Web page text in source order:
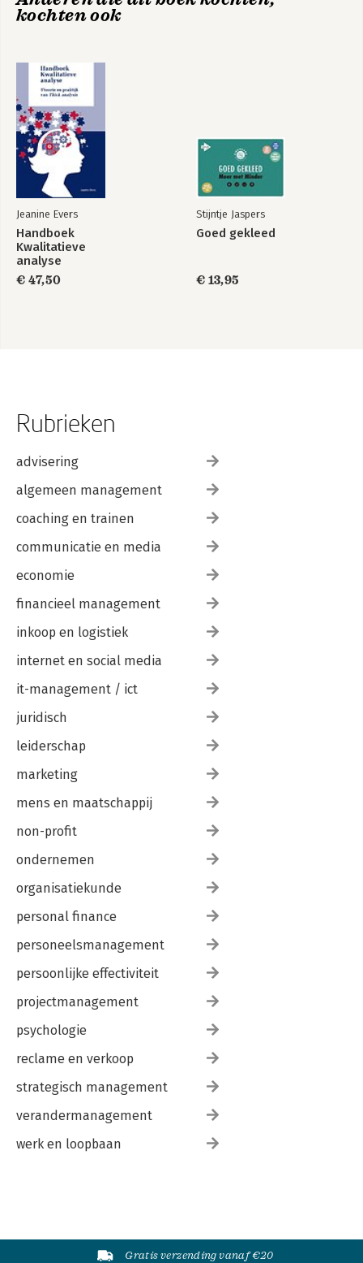
kochten ook
Jeanine Evers
Handboek
Kwalitatieve
analyse
€ 47,50
Stijntje Jaspers
Goed gekleed
€ 13,95
Rubrieken
advisering
algemeen management
coaching en trainen
communicatie en media
economie
financieel management
inkoop en logistiek
internet en social media
it-management / ict
juridisch
leiderschap
marketing
mens en maatschappij
non-profit
ondernemen
organisatiekunde
personal finance
personeelsmanagement
persoonlijke effectiviteit
projectmanagement
psychologie
reclame en verkoop
strategisch management
verandermanagement
werk en loopbaan
Gratis verzending vanaf €20